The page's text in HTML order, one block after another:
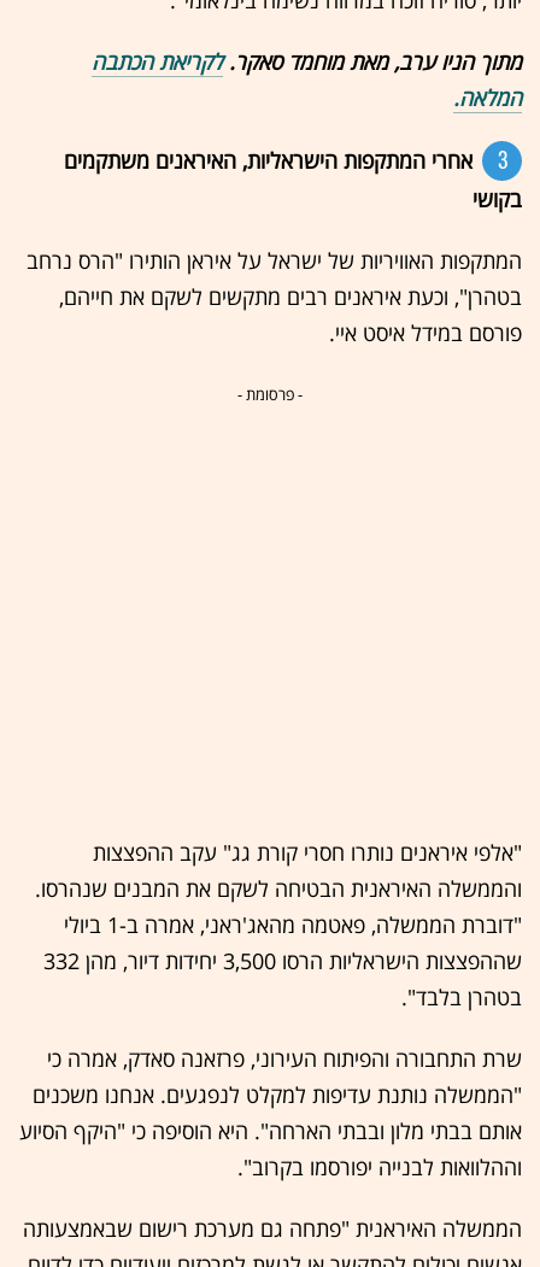
מתוך הניו ערב, מאת מוחמד סאקר.לקריאת הכתבה
המלאה.
3
אחרי המתקפות הישראליות, האיראנים משתקמים
בקושי
המתקפות האוויריות של ישראל על איראן הותירו "הרס נרחב
בטהרן", וכעת איראנים רבים מתקשים לשקם את חייהם,
פורסם במידל איסט איי.
- פרסומת -
"אלפי איראנים נותרו חסרי קורת גג" עקב ההפצצות
והממשלה האיראנית הבטיחה לשקם את המבנים שנהרסו.
"דוברת הממשלה, פאטמה מהאג'ראני, אמרה ב-1 ביולי
שההפצצות הישראליות הרסו 3,500 יחידות דיור, מהן 332
בטהרן בלבד".
שרת התחבורה והפיתוח העירוני, פרזאנה סאדק, אמרה כי
"הממשלה נותנת עדיפות למקלט לנפגעים. אנחנו משכנים
אותם בבתי מלון ובבתי הארחה". היא הוסיפה כי "היקף הסיוע
וההלוואות לבנייה יפורסמו בקרוב".
הממשלה האיראנית "פתחה גם מערכת רישום שבאמצעותה